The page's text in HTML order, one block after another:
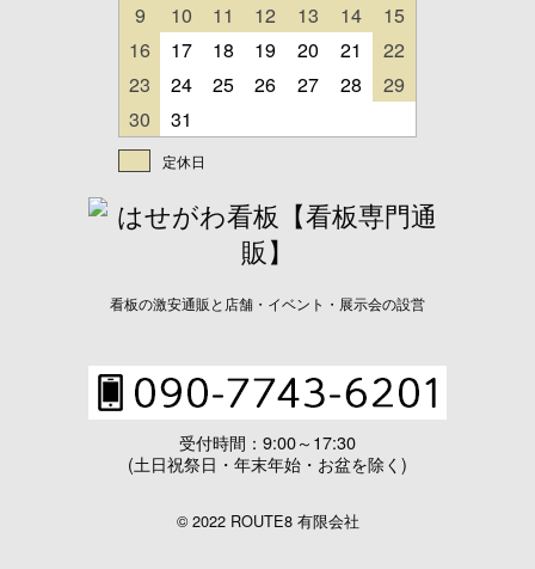
9
10 11 12 13 14
15
16
17 18 19 20 21
22
23
24 25 26 27 28
29
30
31
定休日
看板の激安通販と店舗・イベント・展示会の設営
受付時間：9:00～17:30
(土日祝祭日・年末年始・お盆を除く)
© 2022 ROUTE8 有限会社